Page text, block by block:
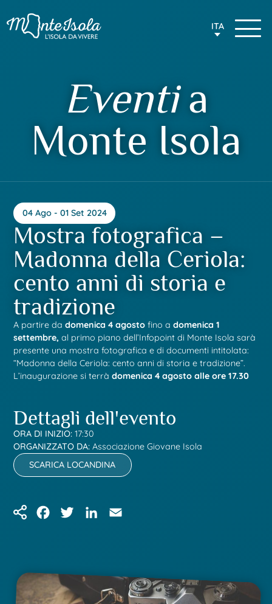
ITA
Eventia
Monte Isola
04 Ago - 01 Set 2024
Mostra fotografica –
Madonna della Ceriola:
cento anni di storia e
tradizione
A partire dadomenica 4 agosto fino adomenica 1
settembre,al primo piano dell’Infopoint di Monte Isola sarà
presente una mostra fotografica e di documenti intitolata:
“Madonna della Ceriola: cento anni di storia e tradizione”.
L’inaugurazione si terràdomenica 4 agosto alle ore 17.30
Dettagli dell'evento
ORA DI INIZIO: 17:30
ORGANIZZATO DA: Associazione Giovane Isola
SCARICA LOCANDINA
FacebookTwitter LinkedIn Email